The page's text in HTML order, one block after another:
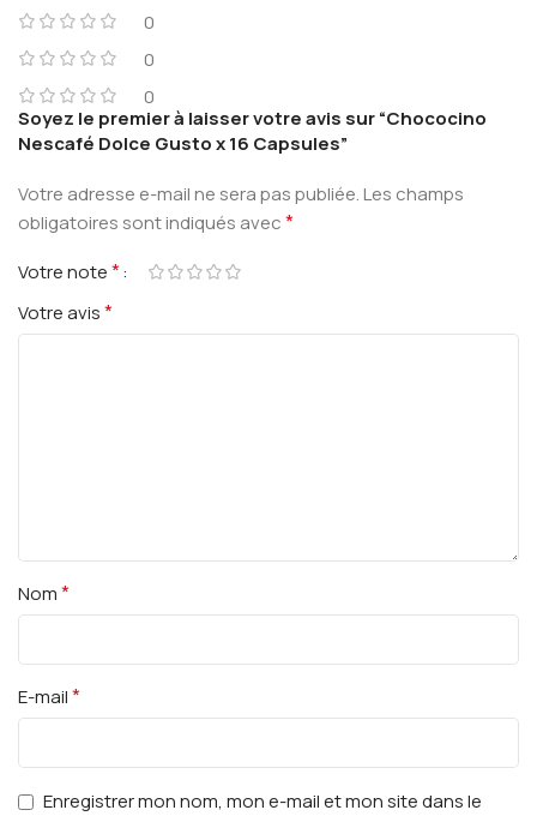
0
0
0
Soyez le premier à laisser votre avis sur “Chococino
Nescafé Dolce Gusto x 16 Capsules”
Votre adresse e-mail ne sera pas publiée.Les champs
obligatoires sont indiqués avec*
Votre note*
Votre avis*
Nom*
E-mail*
Enregistrer mon nom, mon e-mail et mon site dans le